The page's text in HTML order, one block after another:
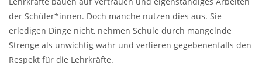
der Schüler*innen. Doch manche nutzen dies aus. Sie
erledigen Dinge nicht, nehmen Schule durch mangelnde
Strenge als unwichtig wahr und verlieren gegebenenfalls den
Respekt für die Lehrkräfte.